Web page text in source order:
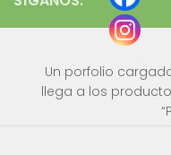
Un porfolio
llega a los